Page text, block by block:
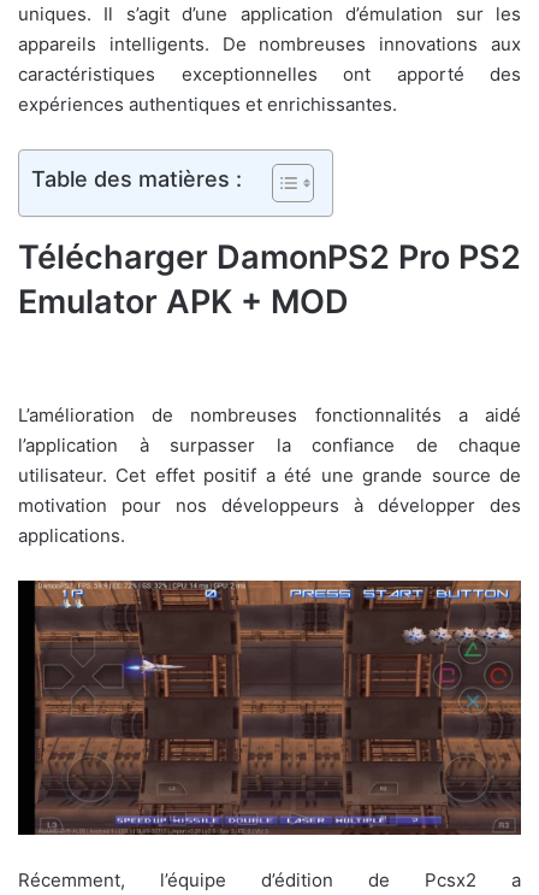
uniques. Il s’agit d’une application d’émulation sur les
appareils intelligents. De nombreuses innovations aux
caractéristiques exceptionnelles ont apporté des
expériences authentiques et enrichissantes.
Table des matières :
Télécharger DamonPS2 Pro PS2
Emulator APK + MOD
L’amélioration de nombreuses fonctionnalités a aidé
l’application à surpasser la confiance de chaque
utilisateur. Cet effet positif a été une grande source de
motivation pour nos développeurs à développer des
applications.
Récemment, l’équipe d’édition de Pcsx2 a